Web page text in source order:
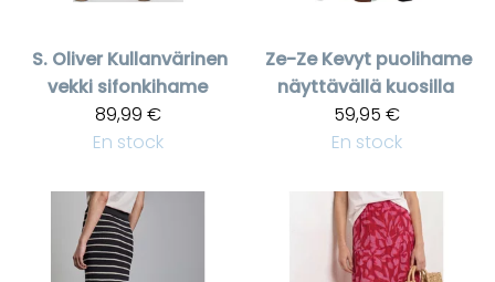
S. Oliver Kullanvärinen
vekki sifonkihame
89,99 €
En stock
Ze-Ze Kevyt puolihame
näyttävällä kuosilla
59,95 €
En stock